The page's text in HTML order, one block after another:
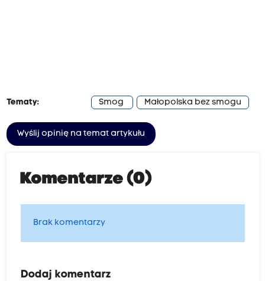
Tematy: Smog Małopolska bez smogu
Wyślij opinię na temat artykułu
Komentarze (0)
Brak komentarzy
Dodaj komentarz